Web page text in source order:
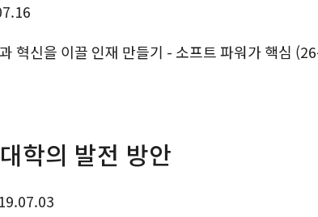
혁신을 이끌 인재 만들기 - 소프트 파워가 핵심
학의 발전 방안